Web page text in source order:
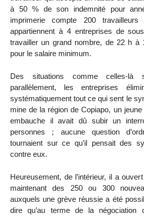
à 50 % de son indemnité pour
imprimerie compte 200
appartiennent à 4 entreprises de
travailler un grand nombre, de 22 h
pour le salaire minimum.
Des situations comme celles-là
parallèlement, les entreprises
systématiquement tout ce qui sent le
mine de la région de Copiapo, un
embauche il avait dû subir un
personnes ; aucune question
tournaient sur ce qu’il pensait des
contre eux.
Heureusement, de l’intérieur, il a
maintenant des 250 ou 300
auxquels une grève réussie a été
dire qu’au terme de la négociation